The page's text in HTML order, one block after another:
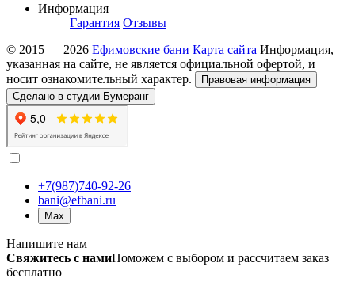
Информация
Гарантия Отзывы
© 2015 — 2026 Ефимовские бани Карта сайта Информация,
указанная на сайте, не является официальной офертой, и
носит ознакомительный характер.
Правовая информация
Сделано в студии Бумеранг
+7(987)740-92-26
bani@efbani.ru
Max
Напишите нам
Свяжитесь с намиПоможем с выбором и рассчитаем заказ
бесплатно